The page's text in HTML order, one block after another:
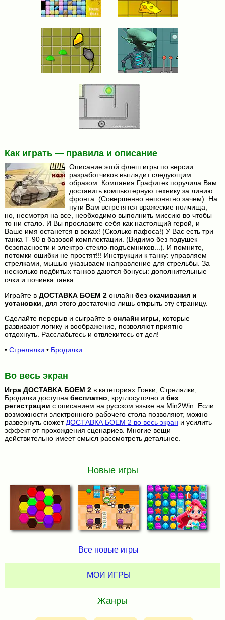
Как играть — правила и описание
Описание этой флеш игры по версии
разработчиков выглядит следующим
образом. Компания Графитек поручила Вам
доставить компьютерную технику за линию
фронта. (Совершенно непонятно зачем). На
пути Вам встретятся вражеские полчища,
но, несмотря на все, необходимо выполнить миссию во чтобы
то ни стало. И Вы прославите себя как настоящий герой, и
Ваше имя останется в веках! (Сколько пафоса!) У Вас есть три
танка Т-90 в базовой комплектации. (Видимо без подушек
безопасности и электро-стекло-подъемников...). И помните,
потомки ошибки не простят!!! Инструкции к танку: управляем
стрелками, мышью указываем направление для стрельбы. За
несколько подбитых танков даются бонусы: дополнительные
очки и починка танка.
Играйте в ДОСТАВКА БОЕМ 2онлайн без скачивания и
установки , для этого достаточно лишь открыть эту страницу.
Сделайте перерыв и сыграйте в онлайн игры , которые
развивают логику и воображение, позволяют приятно
отдохнуть. Расслабьтесь и отвлекитесь от дел!
• Стрелялки • Бродилки
Во весь экран
Игра ДОСТАВКА БОЕМ 2в категориях Гонки, Стрелялки,
Бродилки доступна бесплатно , круглосуточно и без
регистрации с описанием на русском языке на Min2Win. Если
возможности электронного рабочего стола позволяют, можно
развернуть сюжет ДОСТАВКА БОЕМ 2 во весь экран и усилить
эффект от прохождения сценариев. Многие вещи
действительно имеет смысл рассмотреть детальнее.
Новые игры
Все новые игры
МОИ ИГРЫ
Жанры